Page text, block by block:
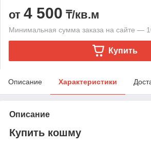
от 4 500 ₸/кв.м
Минимальная сумма заказа на сайте —
Купить
Описание Характеристики
Описание
Купить кошму